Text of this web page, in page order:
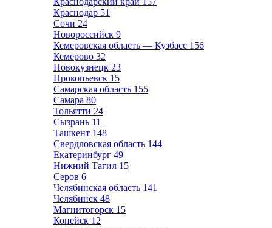
Краснодар 51
Сочи 24
Новороссийск 9
Кемеровская область — Кузбасс 156
Кемерово 32
Новокузнецк 23
Прокопьевск 15
Самарская область 155
Самара 80
Тольятти 24
Сызрань 11
Ташкент 148
Свердловская область 144
Екатеринбург 49
Нижний Тагил 15
Серов 6
Челябинская область 141
Челябинск 48
Магнитогорск 15
Копейск 12